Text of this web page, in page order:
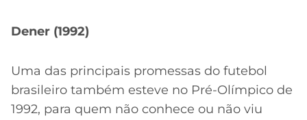
Dener (1992)
Uma das principais promessas do futebol
brasileiro também esteve no Pré-Olímpico de
1992, para quem não conhece ou não viu